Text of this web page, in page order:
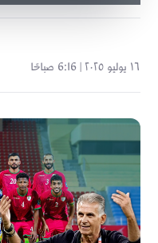
١٦ يوليو ٢٠٢٥ | 6:16 صباحًا